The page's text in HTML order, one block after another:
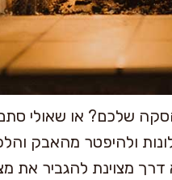
שלכם? או שאולי
ולהיפטר מהאבק
דרך מצוינת להגביר את